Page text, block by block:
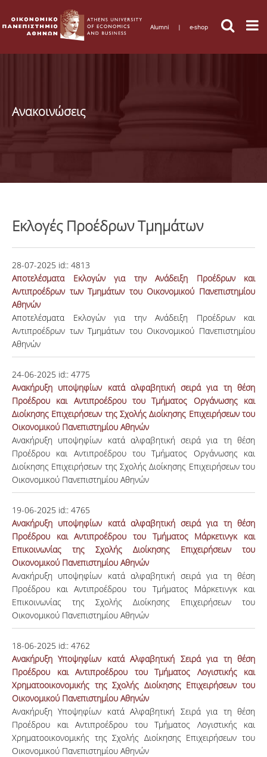
Alumni | e-shop
Ανακοινώσεις
Εκλογές Προέδρων Τμημάτων
28-07-2025 id:: 4813
Αποτελέσματα Εκλογών για την Ανάδειξη Προέδρων και
Αντιπροέδρων των Τμημάτων του Οικονομικού Πανεπιστημίου
Αθηνών
Αποτελέσματα Εκλογών για την Ανάδειξη Προέδρων και
Αντιπροέδρων των Τμημάτων του Οικονομικού Πανεπιστημίου
Αθηνών
24-06-2025 id:: 4775
Ανακήρυξη υποψηφίων κατά αλφαβητική σειρά για τη θέση
Προέδρου και Αντιπροέδρου του Τμήματος Οργάνωσης και
Διοίκησης Επιχειρήσεων της Σχολής Διοίκησης Επιχειρήσεων του
Οικονομικού Πανεπιστημίου Αθηνών
Ανακήρυξη υποψηφίων κατά αλφαβητική σειρά για τη θέση
Προέδρου και Αντιπροέδρου του Τμήματος Οργάνωσης και
Διοίκησης Επιχειρήσεων της Σχολής Διοίκησης Επιχειρήσεων του
Οικονομικού Πανεπιστημίου Αθηνών
19-06-2025 id:: 4765
Ανακήρυξη υποψηφίων κατά αλφαβητική σειρά για τη θέση
Προέδρου και Αντιπροέδρου του Τμήματος Μάρκετινγκ και
Επικοινωνίας της Σχολής Διοίκησης Επιχειρήσεων του
Οικονομικού Πανεπιστημίου Αθηνών
Ανακήρυξη υποψηφίων κατά αλφαβητική σειρά για τη θέση
Προέδρου και Αντιπροέδρου του Τμήματος Μάρκετινγκ και
Επικοινωνίας της Σχολής Διοίκησης Επιχειρήσεων του
Οικονομικού Πανεπιστημίου Αθηνών
18-06-2025 id:: 4762
Ανακήρυξη Υποψηφίων κατά Αλφαβητική Σειρά για τη θέση
Προέδρου και Αντιπροέδρου του Τμήματος Λογιστικής και
Χρηματοοικονομικής της Σχολής Διοίκησης Επιχειρήσεων του
Οικονομικού Πανεπιστημίου Αθηνών
Ανακήρυξη Υποψηφίων κατά Αλφαβητική Σειρά για τη θέση
Προέδρου και Αντιπροέδρου του Τμήματος Λογιστικής και
Χρηματοοικονομικής της Σχολής Διοίκησης Επιχειρήσεων του
Οικονομικού Πανεπιστημίου Αθηνών